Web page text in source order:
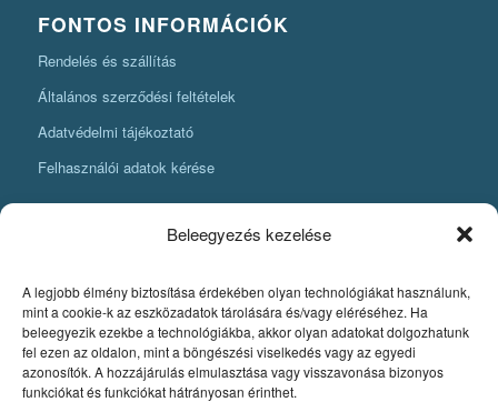
Beleegyezés kezelése
A legjobb élmény biztosítása érdekében olyan technológiákat használunk,
mint a cookie-k az eszközadatok tárolására és/vagy eléréséhez. Ha
beleegyezik ezekbe a technológiákba, akkor olyan adatokat dolgozhatunk
fel ezen az oldalon, mint a böngészési viselkedés vagy az egyedi
azonosítók. A hozzájárulás elmulasztása vagy visszavonása bizonyos
funkciókat és funkciókat hátrányosan érinthet.
FONTOS INFORMÁCIÓK
Rendelés és szállítás
Általános szerződési feltételek
Adatvédelmi tájékoztató
Felhasználói adatok kérése
KÖNYVKÉSZÍTÉSI INFORMÁCIÓK
Amit mindenképpen tudnia kell, ha könyvet szeretne készíteni
Fontos szabályok a könyv nyomdai pdfjének elkészítéséhez